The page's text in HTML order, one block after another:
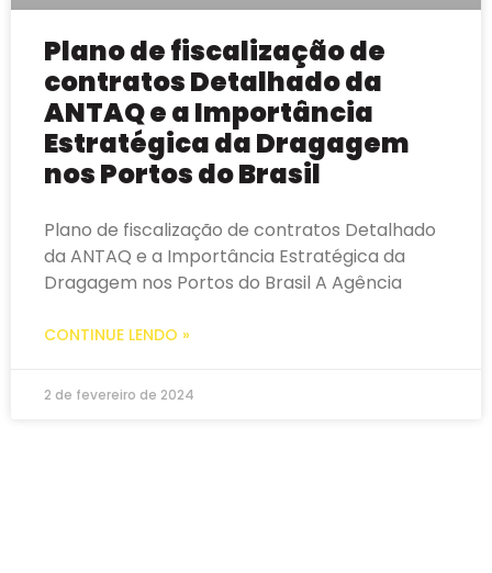
Plano de fiscalização de
contratos Detalhado da
ANTAQ e a Importância
Estratégica da Dragagem
nos Portos do Brasil
Plano de fiscalização de contratos Detalhado
da ANTAQ e a Importância Estratégica da
Dragagem nos Portos do Brasil A Agência
CONTINUE LENDO »
2 de fevereiro de 2024